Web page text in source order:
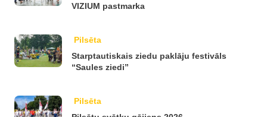
VIZIUM pastmarka
Pilsēta
Starptautiskais ziedu paklāju festivāls
“Saules ziedi”
Pilsēta